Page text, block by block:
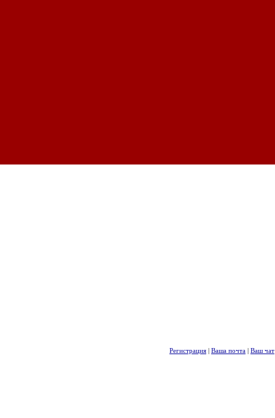
Регистрация | Ваша почта | Ваш чат